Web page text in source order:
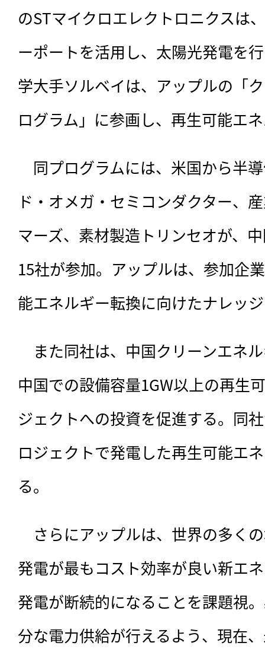
のSTマイクロエレクトロニクスは
ーポートを活用し、太陽光発電を
学大手ソルベイは、アップルの「
ログラム」に参画し、再生可能エ
同プログラムには、米国から半
ド・オメガ・セミコンダクター、
マーズ、素材製造トリンセオが、
15社が参加。アップルは、参加企
能エネルギー転換に向けたナレッ
また同社は、中国クリーンエネ
中国での設備容量1GW以上の再生
ジェクトへの投資を促進する。同
ロジェクトで発電した再生可能エ
る。
さらにアップルは、世界の多く
発電が最もコスト効率が良い新エ
発電が断続的になることを課題視
分な電力供給が行えるよう、現在